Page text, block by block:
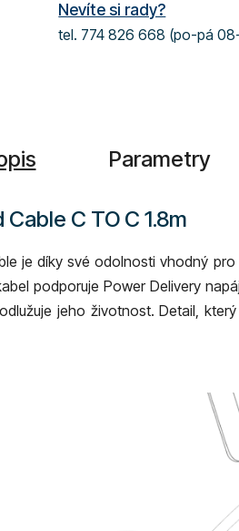
Nevíte si rady?
tel. 774 826 668 (po-pá
Parametry
C TO C 1.8m
je díky své odolnosti vhodný
podporuje Power Delivery
jeho životnost. Detail,